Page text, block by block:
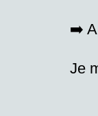
➡️
Je